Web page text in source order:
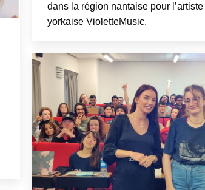
dans la région nantaise pour
yorkaise VioletteMusic.